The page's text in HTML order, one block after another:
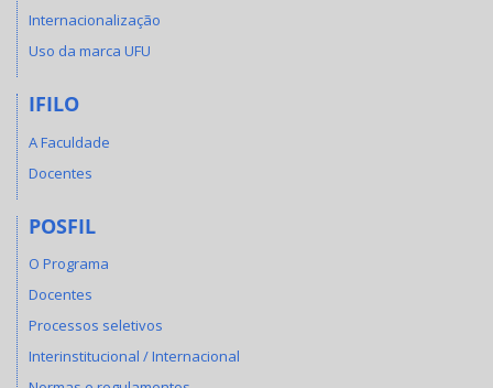
Internacionalização
Uso da marca UFU
IFILO
A Faculdade
Docentes
POSFIL
O Programa
Docentes
Processos seletivos
Interinstitucional / Internacional